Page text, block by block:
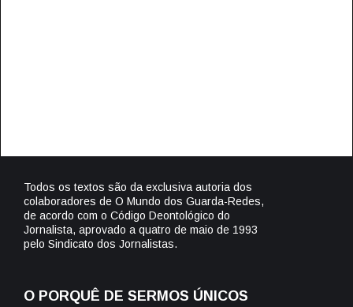
Todos os textos são da exclusiva autoria dos
colaboradores de O Mundo dos Guarda-Redes,
de acordo com o Código Deontológico do
Jornalista, aprovado a quatro de maio de 1993
pelo Sindicato dos Jornalistas.
O PORQUÊ DE SERMOS ÚNICOS